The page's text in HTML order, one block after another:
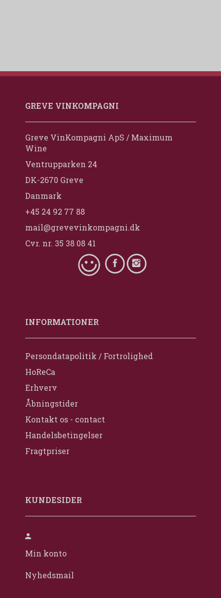
GREVE VINKOMPAGNI
Greve VinKompagni ApS / Maximum
Wine
Ventrupparken 24
DK-2670 Greve
Danmark
+45 24 92 77 88
mail@grevevinkompagni.dk
Cvr. nr. 35 38 08 41
INFORMATIONER
Persondatapolitik / Fortrolighed
HoReCa
Erhverv
Åbningstider
Kontakt os - contact
Handelsbetingelser
Fragtpriser
KUNDESIDER
Min konto
Nyhedsmail